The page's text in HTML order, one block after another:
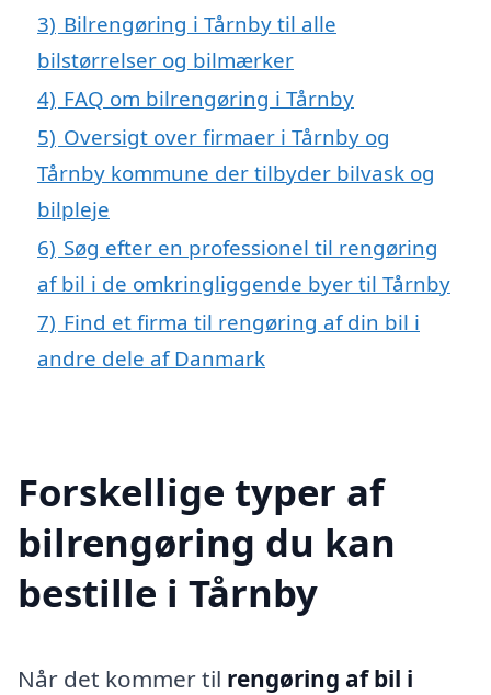
3) Bilrengøring i Tårnby til alle
bilstørrelser og bilmærker
4) FAQ om bilrengøring i Tårnby
5) Oversigt over firmaer i Tårnby og
Tårnby kommune der tilbyder bilvask og
bilpleje
6) Søg efter en professionel til rengøring
af bil i de omkringliggende byer til Tårnby
7) Find et firma til rengøring af din bil i
andre dele af Danmark
Forskellige typer af
bilrengøring du kan
bestille i Tårnby
Når det kommer til rengøring af bil i